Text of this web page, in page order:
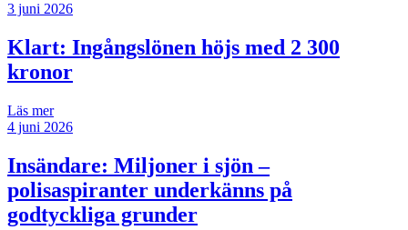
3 juni 2026
Klart: Ingångslönen höjs med 2 300
kronor
Läs mer
4 juni 2026
Insändare: Miljoner i sjön –
polisaspiranter underkänns på
godtyckliga grunder